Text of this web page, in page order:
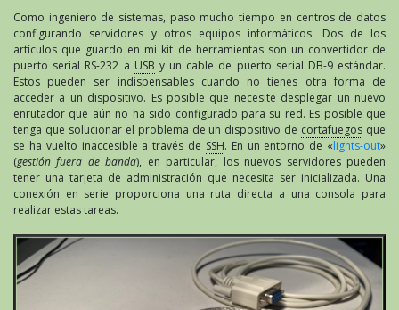
Como ingeniero de sistemas, paso mucho tiempo en centros de datos
configurando servidores y otros equipos informáticos. Dos de los
artículos que guardo en mi kit de herramientas son un convertidor de
puerto serial RS-232 a USB y un cable de puerto serial DB-9 estándar.
Estos pueden ser indispensables cuando no tienes otra forma de
acceder a un dispositivo. Es posible que necesite desplegar un nuevo
enrutador que aún no ha sido configurado para su red. Es posible que
tenga que solucionar el problema de un dispositivo de cortafuegos que
se ha vuelto inaccesible a través de SSH. En un entorno de «lights-out»
(gestión fuera de banda), en particular, los nuevos servidores pueden
tener una tarjeta de administración que necesita ser inicializada. Una
conexión en serie proporciona una ruta directa a una consola para
realizar estas tareas.